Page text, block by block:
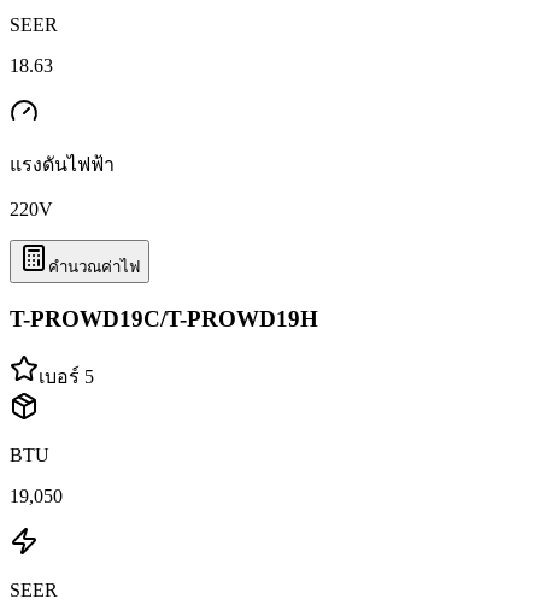
SEER
18.63
แรงดันไฟฟ้า
220V
คำนวณค่าไฟ
T-PROWD19C/T-PROWD19H
เบอร์ 5
BTU
19,050
SEER